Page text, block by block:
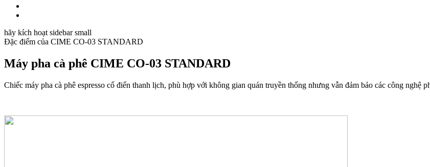
hãy kích hoạt sidebar small
Đặc điểm của CIME CO-03 STANDARD
Máy pha cà phê CIME CO-03 STANDARD
Chiếc máy pha cà phê espresso cổ điển thanh lịch, phù hợp với không gian quán truyền thống nhưng vẫn đảm bảo các công nghệ